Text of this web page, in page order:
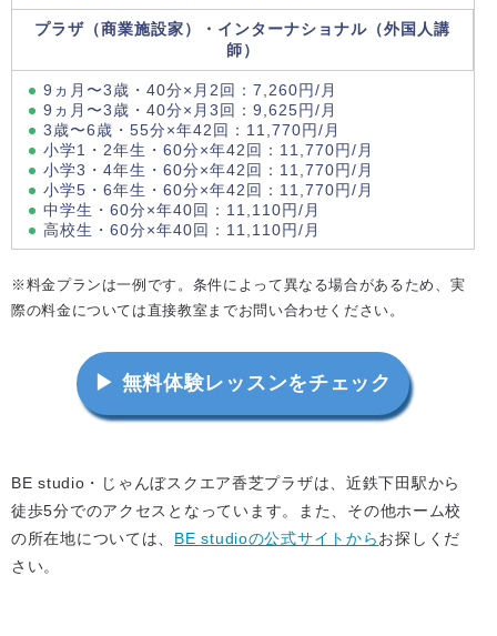
プラザ（商業施設家）・インターナショナル（外国人講
師）
9ヵ月〜3歳・40分×月2回：7,260円/月
9ヵ月〜3歳・40分×月3回：9,625円/月
3歳〜6歳・55分×年42回：11,770円/月
小学1・2年生・60分×年42回：11,770円/月
小学3・4年生・60分×年42回：11,770円/月
小学5・6年生・60分×年42回：11,770円/月
中学生・60分×年40回：11,110円/月
高校生・60分×年40回：11,110円/月
※料金プランは一例です。条件によって異なる場合があるため、実
際の料金については直接教室までお問い合わせください。
▶ 無料体験レッスンをチェック
BE studio・じゃんぼスクエア香芝プラザは、近鉄下田駅から
徒歩5分でのアクセスとなっています。また、その他ホーム校
の所在地については、 BE studioの公式サイトからお探しくだ
さい。